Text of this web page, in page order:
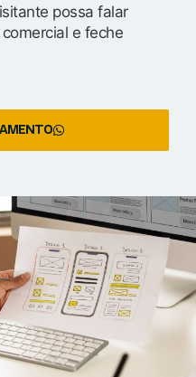
possa falar
e feche